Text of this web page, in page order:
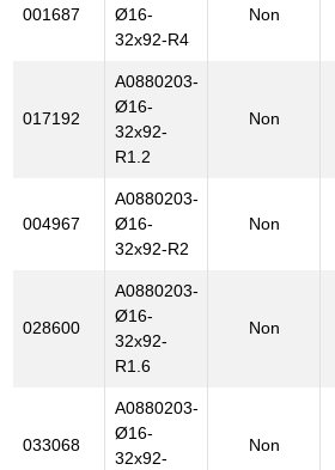
001687
Ø16-
32x92-R4
Non
017192
A0880203-
Ø16-
32x92-
R1.2
Non
004967
A0880203-
Ø16-
32x92-R2
Non
028600
A0880203-
Ø16-
32x92-
R1.6
Non
033068
A0880203-
Ø16-
32x92-
Non